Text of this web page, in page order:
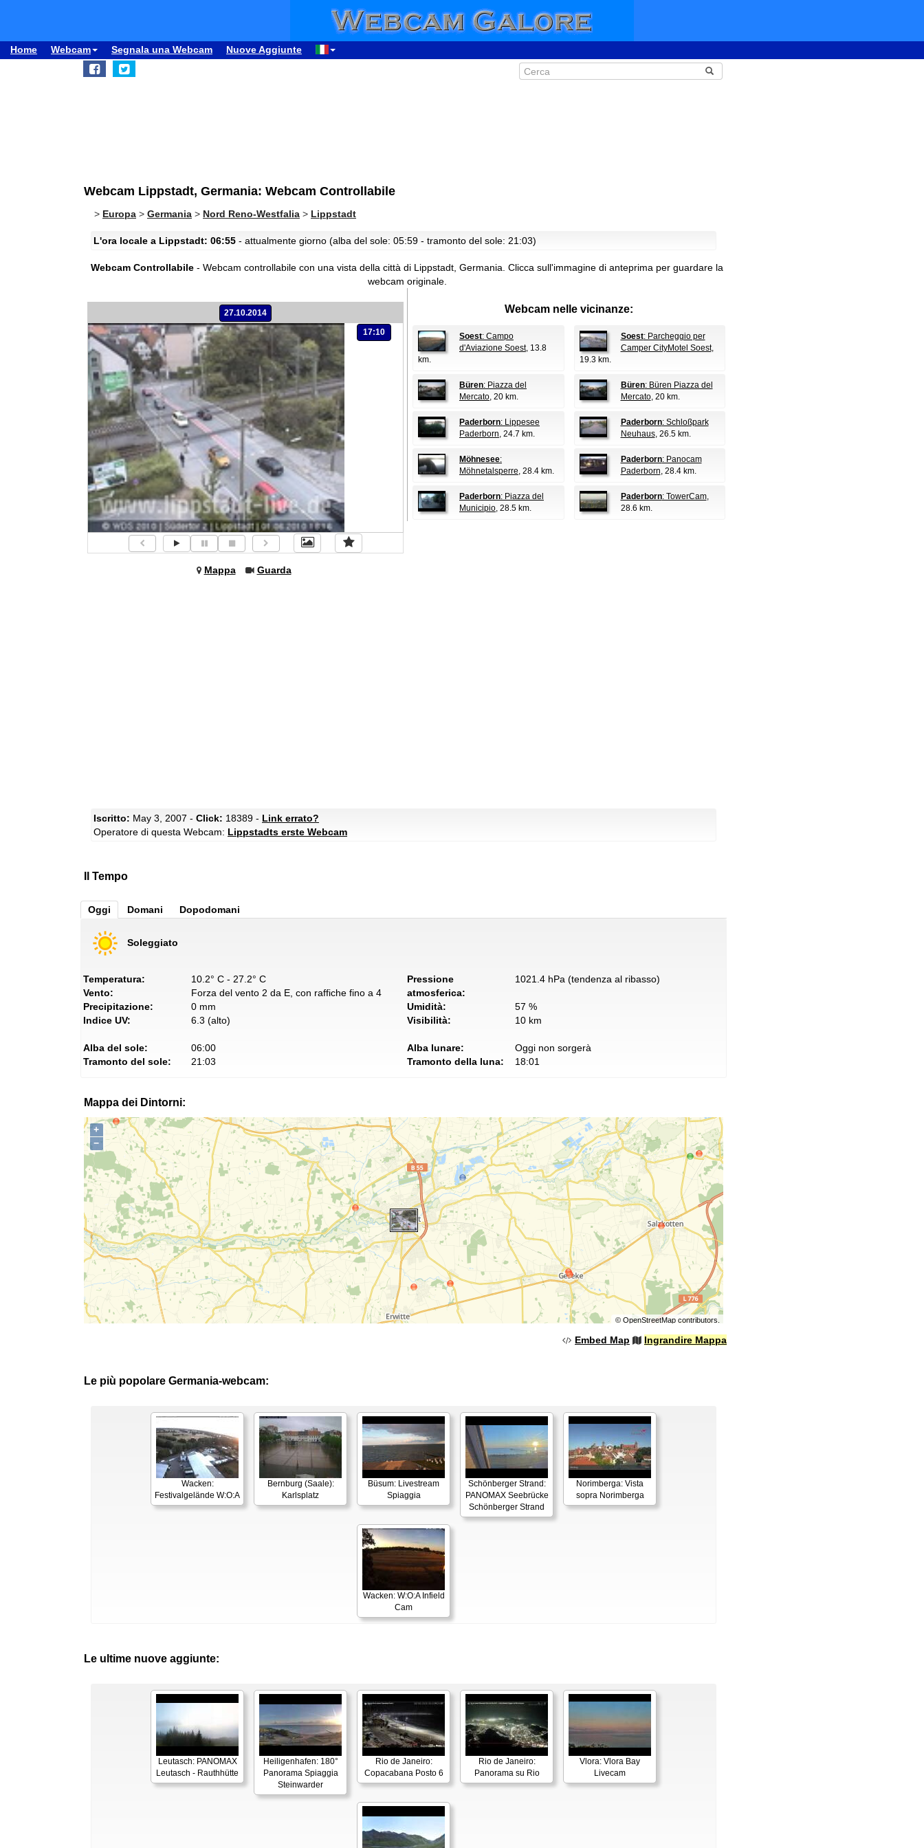
Home Webcam Segnala una Webcam Nuove Aggiunte
Webcam Lippstadt, Germania: Webcam Controllabile
> Europa > Germania > Nord Reno-Westfalia > Lippstadt
L'ora locale a Lippstadt: 06:55 - attualmente giorno (alba del sole: 05:59 - tramonto del sole: 21:03)
Webcam Controllabile - Webcam controllabile con una vista della città di Lippstadt, Germania. Clicca sull'immagine di anteprima per guardare la
webcam originale.
27.10.2014
17:10
Mappa Guarda
Webcam nelle vicinanze:
Soest: Campo
d'Aviazione Soest, 13.8
km.
Soest: Parcheggio per
Camper CityMotel Soest,
19.3 km.
Büren: Piazza del
Mercato, 20 km.
Büren: Büren Piazza del
Mercato, 20 km.
Paderborn: Lippesee
Paderborn, 24.7 km.
Paderborn: Schloßpark
Neuhaus, 26.5 km.
Möhnesee:
Möhnetalsperre, 28.4 km.
Paderborn: Panocam
Paderborn, 28.4 km.
Paderborn: Piazza del
Municipio, 28.5 km.
Paderborn: TowerCam,
28.6 km.
Iscritto: May 3, 2007 - Click: 18389 - Link errato?
Operatore di questa Webcam: Lippstadts erste Webcam
Il Tempo
Oggi Domani Dopodomani
Soleggiato
Temperatura:
10.2° C - 27.2° C
Vento:
Forza del vento 2 da E, con raffiche fino a 4
Precipitazione:
0 mm
Indice UV:
6.3 (alto)
Pressione
atmosferica:
1021.4 hPa (tendenza al ribasso)
Umidità:
57 %
Visibilità:
10 km
Alba del sole:
06:00
Tramonto del sole:
21:03
Alba lunare:
Oggi non sorgerà
Tramonto della luna:
18:01
Mappa dei Dintorni:
+
−
© OpenStreetMapcontributors.
Embed Map Ingrandire Mappa
Le più popolare Germania-webcam:
Wacken:
Festivalgelände W:O:A
Bernburg (Saale):
Karlsplatz
Büsum: Livestream
Spiaggia
Schönberger Strand:
PANOMAX Seebrücke
Schönberger Strand
Norimberga: Vista
sopra Norimberga
Wacken: W:O:A Infield
Cam
Le ultime nuove aggiunte:
Leutasch: PANOMAX
Leutasch - Rauthhütte
Heiligenhafen: 180°
Panorama Spiaggia
Steinwarder
Rio de Janeiro:
Copacabana Posto 6
Rio de Janeiro:
Panorama su Rio
Vlora: Vlora Bay
Livecam